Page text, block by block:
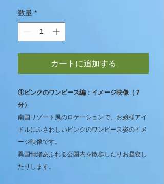
数量 *
カートに追加する
①ピンクのワンピース編：イメージ映像（７
分）
南国リゾート風のロケーションで、お嬢様アイ
ドルにふさわしいピンクのワンピース姿のイメ
ージ映像です。
異国情緒あふれる公園内を散歩したりお昼寝し
たりします。